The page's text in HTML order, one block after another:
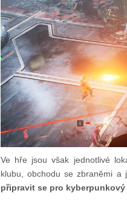
Ve hře jsou však jednotlivé
klubu, obchodu se zbraněmi a
připravit se pro kyberpunkový